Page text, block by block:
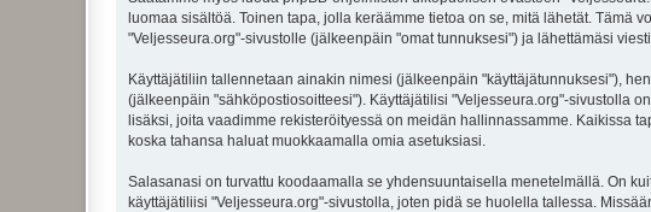
luomaa sisältöä. Toinen tapa, jolla keräämme tietoa on se, mitä lähetät. Tämä
"Veljesseura.org"-sivustolle (jälkeenpäin "omat tunnuksesi") ja lähettämäsi
Käyttäjätiliin tallennetaan ainakin nimesi (jälkeenpäin "käyttäjätunnuksesi"),
(jälkeenpäin "sähköpostiosoitteesi"). Käyttäjätilisi "Veljesseura.org"-sivustolla
lisäksi, joita vaadimme rekisteröityessä on meidän hallinnassamme. Kaikissa
koska tahansa haluat muokkaamalla omia asetuksiasi.
Salasanasi on turvattu koodaamalla se yhdensuuntaisella menetelmällä. On
käyttäjätiliisi "Veljesseura.org"-sivustolla, joten pidä se huolella tallessa.